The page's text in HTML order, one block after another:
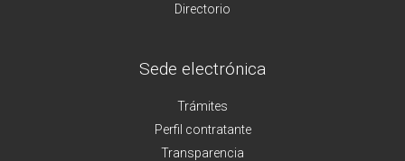
Directorio
Sede electrónica
Trámites
Perfil contratante
Transparencia